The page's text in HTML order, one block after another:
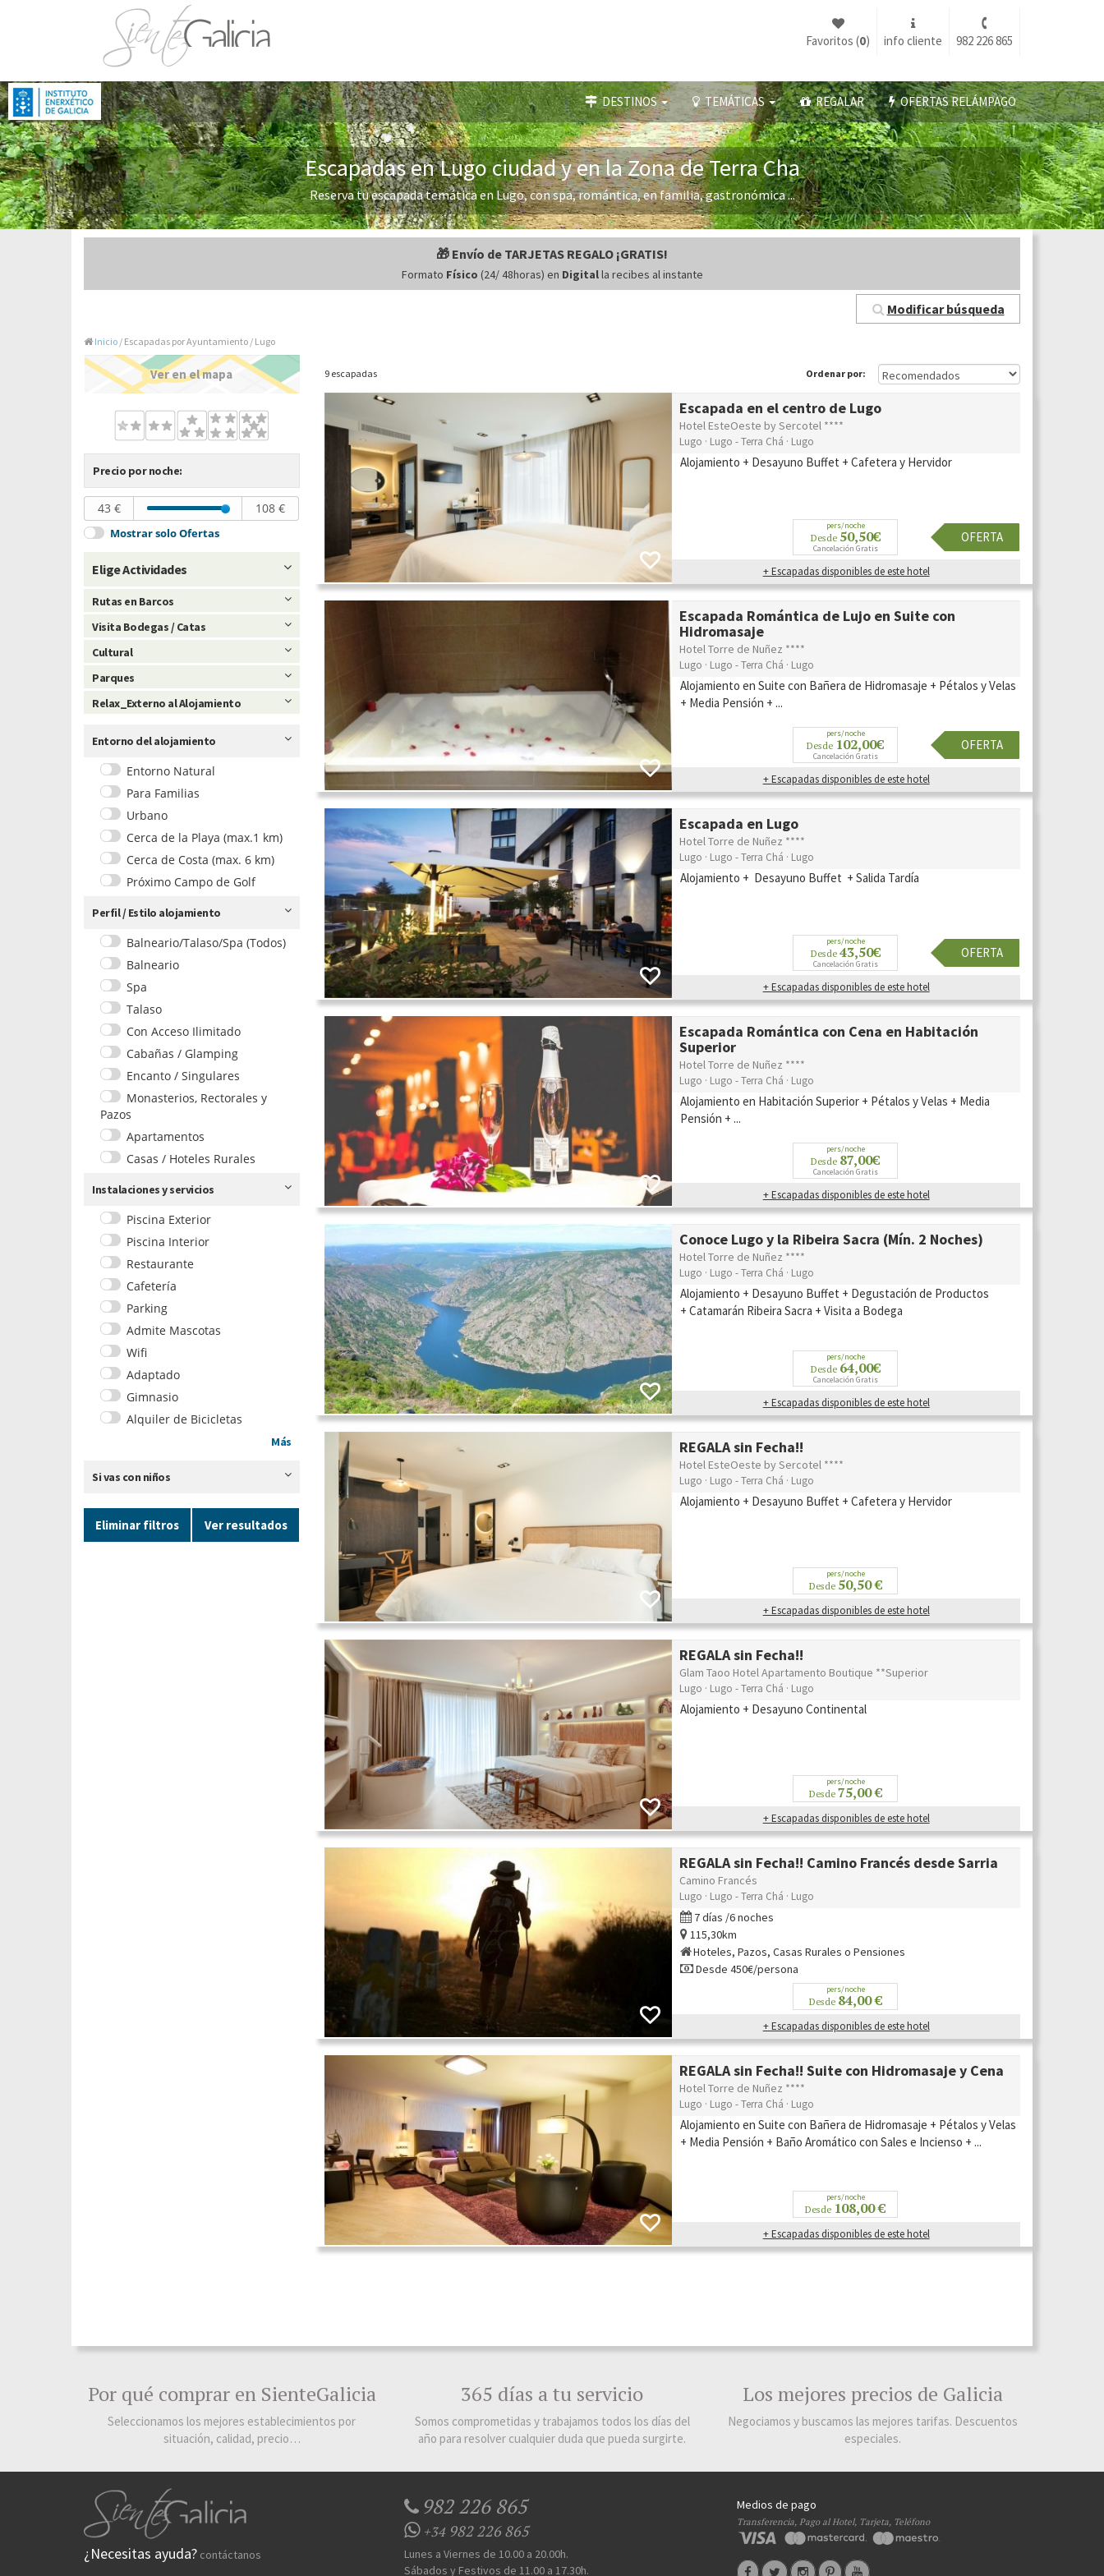
982 226 865
info cliente
Favoritos (0)
DESTINOS TEMÁTICAS REGALAR OFERTAS RELÁMPAGO
Escapadas en Lugo ciudad y en la Zona de Terra Cha
Reserva tu escapada temática en Lugo, con spa, romántica, en familia, gastronómica ...
🎁 Envío de TARJETAS REGALO ¡GRATIS!
Formato Físico (24/ 48horas) en Digitalla recibes al instante
Modificar búsqueda
Inicio / Escapadas por Ayuntamiento / Lugo
9 escapadas Ordenar por:
Escapada en el centro de Lugo
Hotel EsteOeste by Sercotel ****
Lugo · Lugo - Terra Chá · Lugo
Alojamiento + Desayuno Buffet + Cafetera y Hervidor
pers/noche
Desde 50,50€
Cancelación Gratis
OFERTA
+ Escapadas disponibles de este hotel
Escapada Romántica de Lujo en Suite con
Hidromasaje
Hotel Torre de Nuñez ****
Lugo · Lugo - Terra Chá · Lugo
Alojamiento en Suite con Bañera de Hidromasaje + Pétalos y Velas
+ Media Pensión + ...
pers/noche
Desde 102,00€
Cancelación Gratis
OFERTA
+ Escapadas disponibles de este hotel
Escapada en Lugo
Hotel Torre de Nuñez ****
Lugo · Lugo - Terra Chá · Lugo
Alojamiento + Desayuno Buffet + Salida Tardía
pers/noche
Desde 43,50€
Cancelación Gratis
OFERTA
+ Escapadas disponibles de este hotel
Escapada Romántica con Cena en Habitación
Superior
Hotel Torre de Nuñez ****
Lugo · Lugo - Terra Chá · Lugo
Alojamiento en Habitación Superior + Pétalos y Velas + Media
Pensión + ...
pers/noche
Desde 87,00€
Cancelación Gratis
+ Escapadas disponibles de este hotel
Conoce Lugo y la Ribeira Sacra (Mín. 2 Noches)
Hotel Torre de Nuñez ****
Lugo · Lugo - Terra Chá · Lugo
Alojamiento + Desayuno Buffet + Degustación de Productos
+ Catamarán Ribeira Sacra + Visita a Bodega
pers/noche
Desde 64,00€
Cancelación Gratis
+ Escapadas disponibles de este hotel
REGALA sin Fecha!!
Hotel EsteOeste by Sercotel ****
Lugo · Lugo - Terra Chá · Lugo
Alojamiento + Desayuno Buffet + Cafetera y Hervidor
pers/noche
Desde 50,50 €
+ Escapadas disponibles de este hotel
REGALA sin Fecha!!
Glam Taoo Hotel Apartamento Boutique **Superior
Lugo · Lugo - Terra Chá · Lugo
Alojamiento + Desayuno Continental
pers/noche
Desde 75,00 €
+ Escapadas disponibles de este hotel
REGALA sin Fecha!! Camino Francés desde Sarria
Camino Francés
Lugo · Lugo - Terra Chá · Lugo
7 días /6 noches
115,30km
Hoteles, Pazos, Casas Rurales o Pensiones
Desde 450€/persona
pers/noche
Desde 84,00 €
+ Escapadas disponibles de este hotel
REGALA sin Fecha!! Suite con Hidromasaje y Cena
Hotel Torre de Nuñez ****
Lugo · Lugo - Terra Chá · Lugo
Alojamiento en Suite con Bañera de Hidromasaje + Pétalos y Velas
+ Media Pensión + Baño Aromático con Sales e Incienso + ...
pers/noche
Desde 108,00 €
+ Escapadas disponibles de este hotel
Ver en el mapa
Precio por noche:
43 € 108 €
Mostrar solo Ofertas
Elige Actividades
Rutas en Barcos
Visita Bodegas / Catas
Cultural
Parques
Relax_Externo al Alojamiento
Entorno del alojamiento
Entorno Natural
Para Familias
Urbano
Cerca de la Playa (max.1 km)
Cerca de Costa (max. 6 km)
Próximo Campo de Golf
Perfil / Estilo alojamiento
Balneario/Talaso/Spa (Todos)
Balneario
Spa
Talaso
Con Acceso Ilimitado
Cabañas / Glamping
Encanto / Singulares
Monasterios, Rectorales y
Pazos
Apartamentos
Casas / Hoteles Rurales
Instalaciones y servicios
Piscina Exterior
Piscina Interior
Restaurante
Cafetería
Parking
Admite Mascotas
Wifi
Adaptado
Gimnasio
Alquiler de Bicicletas
Más
Si vas con niños
Eliminar filtros Ver resultados
Por qué comprar en SienteGalicia
Seleccionamos los mejores establecimientos por
situación, calidad, precio…
365 días a tu servicio
Somos comprometidas y trabajamos todos los días del
año para resolver cualquier duda que pueda surgirte.
Los mejores precios de Galicia
Negociamos y buscamos las mejores tarifas. Descuentos
especiales.
¿Necesitas ayuda? contáctanos
982 226 865
+34982 226 865
Lunes a Viernes de 10.00 a 20.00h.
Sábados y Festivos de 11.00 a 17.30h.
Medios de pago
Transferencia, Pago al Hotel, Tarjeta, Teléfono